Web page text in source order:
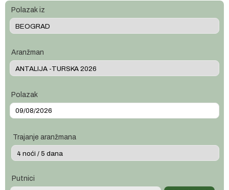
Polazak iz
Aranžman
Polazak
Trajanje aranžmana
Putnici